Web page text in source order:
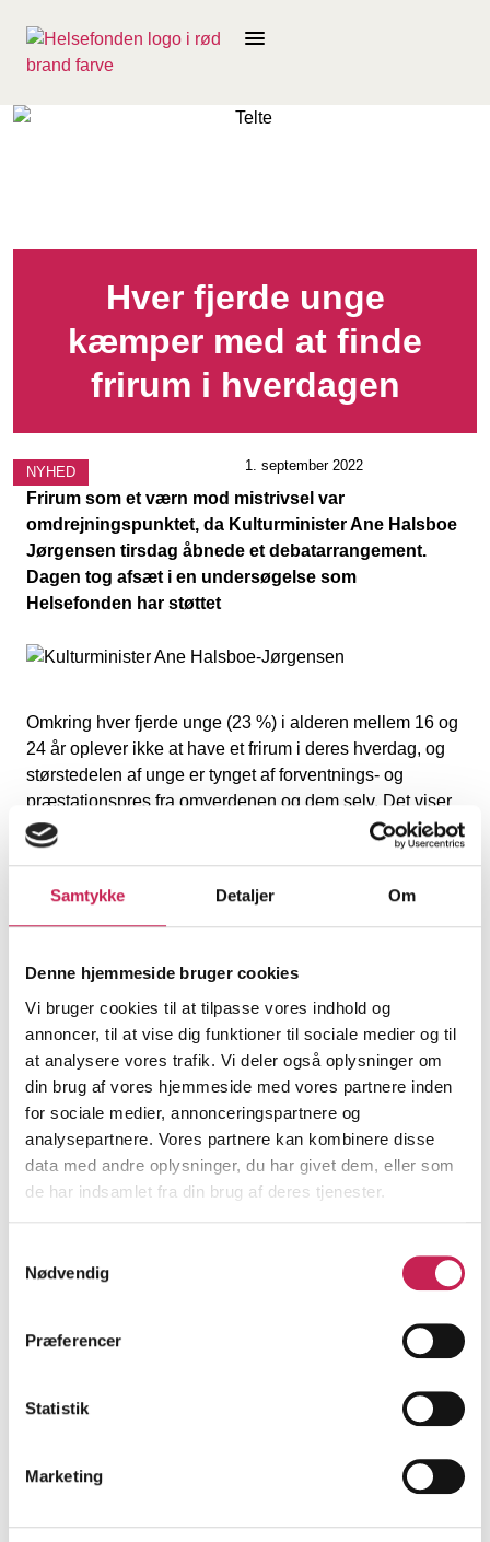
Samtykke Detaljer Om
Denne hjemmeside bruger cookies
Vi bruger cookies til at tilpasse vores indhold og
annoncer, til at vise dig funktioner til sociale medier og til
at analysere vores trafik. Vi deler også oplysninger om
din brug af vores hjemmeside med vores partnere inden
for sociale medier, annonceringspartnere og
analysepartnere. Vores partnere kan kombinere disse
data med andre oplysninger, du har givet dem, eller som
de har indsamlet fra din brug af deres tjenester.
Nødvendig
Præferencer
Statistik
Marketing
Hver fjerde unge
kæmper med at finde
frirum i hverdagen
NYHED 1. september 2022
Frirum som et værn mod mistrivsel var
omdrejningspunktet, da Kulturminister Ane Halsboe
Jørgensen tirsdag åbnede et debatarrangement.
Dagen tog afsæt i en undersøgelse som
Helsefonden har støttet
Omkring hver fjerde unge (23 %) i alderen mellem 16 og
24 år oplever ikke at have et frirum i deres hverdag, og
størstedelen af unge er tynget af forventnings- og
præstationspres fra omverdenen og dem selv. Det viser
en ny undersøgelse foretaget af DUF – Dansk Ungdoms
Fællesråd og Tænketanken Mandag Morgen.
præsenteret ved et debatarrangement tirsdag i denne
uge, hvor Kulturminister, Ane Halsboe-Jørgensen
“Det er en farlig kurs, hvis unge mennesker mangler det
rum, hvor de ikke skal præstere, og hvor det ikke handler
om karakterer,” sagde kulturminister, Ane Halsboe-
Jørgensen, da hun tirsdag åbnede debatarrangementet:
‘Frirum som et værn mod mistrivsel’.
Ifølge undersøgelsen genkender mange unge sig selv i
en hverdag med forventninger, krav og en følelse af at
Der er hele tiden noget, man skal eller bør gøre, og de
men føler aldrig at det er godt nok. Den hverdag kan
være overvældende og opslidende, og for nogle unge
negative konsekvenser for deres trivsel og mentale
For de unge er frirum lommer i hverdagen, hvor de